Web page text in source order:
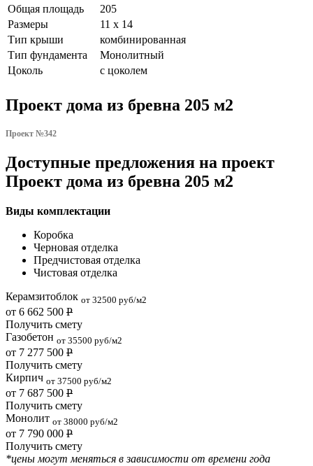
Общая площадь
205
Размеры
11 x 14
Тип крыши
комбинированная
Тип фундамента
Монолитный
Цоколь
с цоколем
Проект дома из бревна 205 м2
Проект №342
Доступные предложения на проект
Проект дома из бревна 205 м2
Виды комплектации
Коробка
Черновая отделка
Предчистовая отделка
Чистовая отделка
Керамзитоблок от 32500 руб/м2
от 6 662 500 Р
Получить смету
Газобетон от 35500 руб/м2
от 7 277 500 Р
Получить смету
Кирпич от 37500 руб/м2
от 7 687 500 Р
Получить смету
Монолит от 38000 руб/м2
от 7 790 000 Р
Получить смету
*цены могут меняться в зависимости от времени года